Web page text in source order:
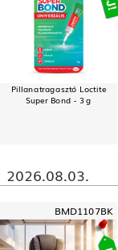
Pillanatragasztó Loctite
Super Bond - 3 g
2026.08.03.
BMD1107BK